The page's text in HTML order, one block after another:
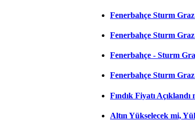
Fenerbahçe Sturm Graz
Fenerbahçe Sturm
Fenerbahçe - Sturm
Fenerbahçe Sturm
Fındık Fiyatı
Altın Yükselecek mi,